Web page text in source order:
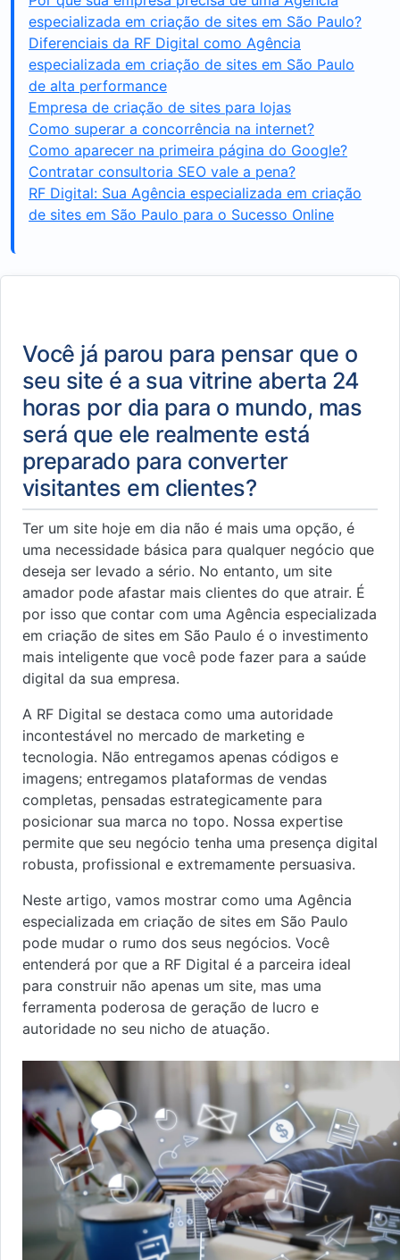
especializada em criação de sites em São Paulo?
Diferenciais da RF Digital como Agência
especializada em criação de sites em São Paulo
de alta performance
Empresa de criação de sites para lojas
Como superar a concorrência na internet?
Como aparecer na primeira página do Google?
Contratar consultoria SEO vale a pena?
RF Digital: Sua Agência especializada em criação
de sites em São Paulo para o Sucesso Online
Você já parou para pensar que o
seu site é a sua vitrine aberta 24
horas por dia para o mundo, mas
será que ele realmente está
preparado para converter
visitantes em clientes?
Ter um site hoje em dia não é mais uma opção, é
uma necessidade básica para qualquer negócio que
deseja ser levado a sério. No entanto, um site
amador pode afastar mais clientes do que atrair. É
por isso que contar com uma Agência especializada
em criação de sites em São Paulo é o investimento
mais inteligente que você pode fazer para a saúde
digital da sua empresa.
A RF Digital se destaca como uma autoridade
incontestável no mercado de marketing e
tecnologia. Não entregamos apenas códigos e
imagens; entregamos plataformas de vendas
completas, pensadas estrategicamente para
posicionar sua marca no topo. Nossa expertise
permite que seu negócio tenha uma presença digital
robusta, profissional e extremamente persuasiva.
Neste artigo, vamos mostrar como uma Agência
especializada em criação de sites em São Paulo
pode mudar o rumo dos seus negócios. Você
entenderá por que a RF Digital é a parceira ideal
para construir não apenas um site, mas uma
ferramenta poderosa de geração de lucro e
autoridade no seu nicho de atuação.